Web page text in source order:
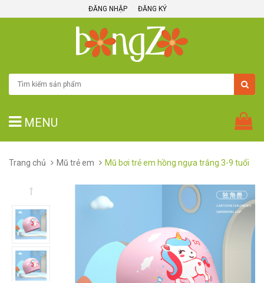
ĐĂNG NHẬP ĐĂNG KÝ
MENU
Trang chủ Mũ trẻ em Mũ bơi trẻ em hồng ngựa trắng 3-9 tuổi